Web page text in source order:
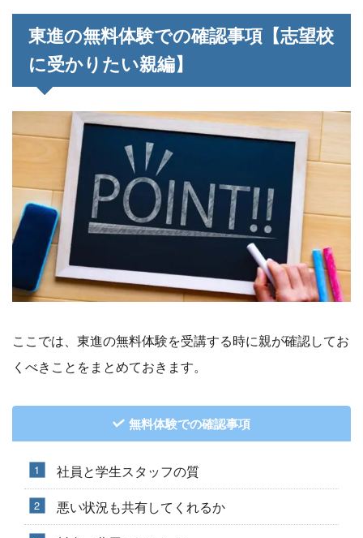
東進の無料体験での確認事項【志望校
に受かりたい親編】
ここでは、東進の無料体験を受講する時に親が確認してお
くべきことをまとめておきます。
無料体験での確認事項
社員と学生スタッフの質
悪い状況も共有してくれるか